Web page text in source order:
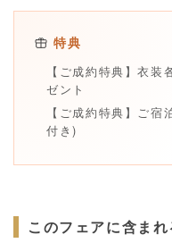
特典
【ご成約特典】衣
ゼント
【ご成約特典】ご
付き)
このフェアに含ま